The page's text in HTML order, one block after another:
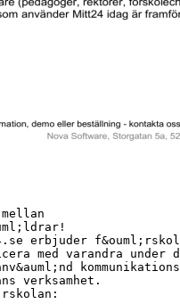
erbjuder
med varandra
verksamhet.